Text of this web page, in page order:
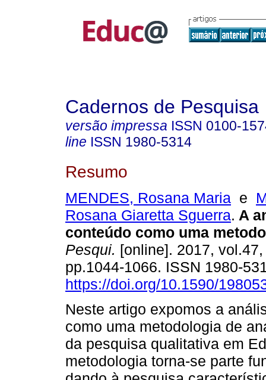
Cadernos de Pesquisa
versão impressa ISSN 0100-
line ISSN 1980-5314
Resumo
MENDES, Rosana Maria e
Rosana Giaretta Sguerra. A
conteúdo como uma
Pesqui. [online]. 2017,
pp.1044-1066. ISSN 1980-
https://doi.org/10.1590/
Neste artigo expomos a
como uma metodologia de
da pesquisa qualitativa em
metodologia torna-se parte